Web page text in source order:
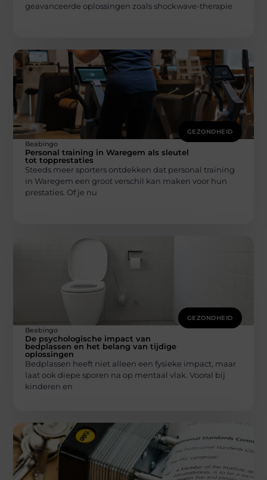
geavanceerde oplossingen zoals shockwave-therapie
GEZONDHEID
Beabingo
Personal training in Waregem als sleutel
tot topprestaties
Steeds meer sporters ontdekken dat personal training
in Waregem een groot verschil kan maken voor hun
prestaties. Of je nu
GEZONDHEID
Beabingo
De psychologische impact van
bedplassen en het belang van tijdige
oplossingen
Bedplassen heeft niet alleen een fysieke impact, maar
laat ook diepe sporen na op mentaal vlak. Vooral bij
kinderen en